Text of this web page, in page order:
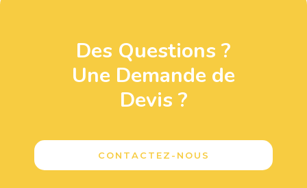
Des Questions ?
Une Demande de
Devis ?
CONTACTEZ-NOUS